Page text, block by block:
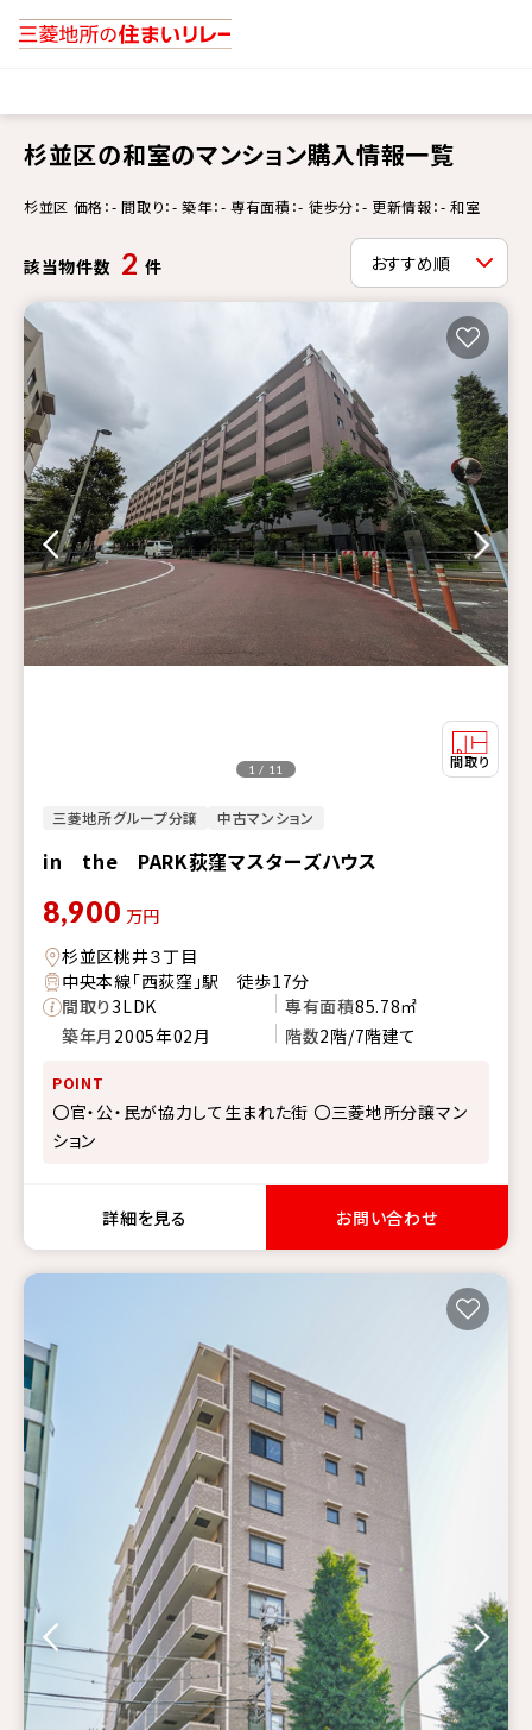
杉並区の和室のマンション購入情報一覧
杉並区 価格：- 間取り：- 築年：- 専有面積：- 徒歩分：- 更新情報：- 和室
該当物件数 2 件
三菱地所グループ分譲 中古マンション
in the PARK荻窪マスターズハウス
1 / 11
8,900 万円
杉並区桃井３丁目
中央本線「西荻窪」駅 徒歩17分
間取り3LDK 専有面積85.78㎡
築年月 2005年02月 階数2階/7階建て
POINT
〇官・公・民が協力して生まれた街 〇三菱地所分譲マン
ション
詳細を見る お問い合わせ